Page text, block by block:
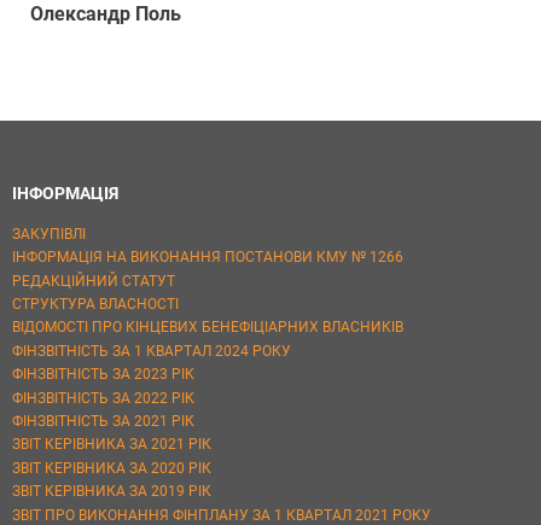
Олександр Поль
ІНФОРМАЦІЯ
ЗАКУПІВЛІ
ІНФОРМАЦІЯ НА ВИКОНАННЯ ПОСТАНОВИ КМУ № 1266
РЕДАКЦІЙНИЙ СТАТУТ
СТРУКТУРА ВЛАСНОСТІ
ВІДОМОСТІ ПРО КІНЦЕВИХ БЕНЕФІЦІАРНИХ ВЛАСНИКІВ
ФІНЗВІТНІСТЬ ЗА 1 КВАРТАЛ 2024 РОКУ
ФІНЗВІТНІСТЬ ЗА 2023 РІК
ФІНЗВІТНІСТЬ ЗА 2022 РІК
ФІНЗВІТНІСТЬ ЗА 2021 РІК
ЗВІТ КЕРІВНИКА ЗА 2021 РІК
ЗВІТ КЕРІВНИКА ЗА 2020 РІК
ЗВІТ КЕРІВНИКА ЗА 2019 РІК
ЗВІТ ПРО ВИКОНАННЯ ФІНПЛАНУ ЗА 1 КВАРТАЛ 2021 РОКУ